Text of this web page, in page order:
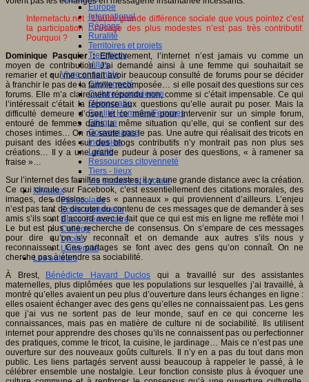
Europe
International
Régions
Ruralité
Territoires et projets
Tiers lieux
Villes
Vivre ensemble
Citoyenneté
Culture européenne
Démocratie
Egalité Hommes/Femmes
Ethique
Gouvernance
Inclusion
Laïcité
Ressources citoyenneté
Tiers - lieux
Vie scolaire et sociale
Niveaux
Périscolaire
Ecole maternelle
Ecole élémentaire
Collège
Lycée
Université
Les auteurs
Internetactu.net : L’autre grande différence sociale que vous pointez c’est
la participation : l’usage des plus modestes n’est pas très contributif.
Pourquoi ?
Dominique Pasquier :Effectivement, l’internet n’est jamais vu comme un
moyen de contribution. J’ai demandé ainsi à une femme qui souhaitait se
remarier et qui me confiait avoir beaucoup consulté de forums pour se décider
à franchir le pas de la famille recomposée… si elle posait des questions sur ces
forums. Elle m’a clairement répondu non, comme si c’était impensable. Ce qui
l’intéressait c’était la réponse aux questions qu’elle aurait pu poser. Mais la
difficulté demeure d’oser, et ce même pour intervenir sur un simple forum,
entouré de femmes dans la même situation qu’elle, qui se confient sur des
choses intimes… On ne saute pas le pas. Une autre qui réalisait des tricots en
puisant des idées sur des blogs contributifs n’y montrait pas non plus ses
créations… Il y a une grande pudeur à poser des questions, « à ramener sa
fraise »…
Sur l’internet des familles modestes, il y a une grande distance avec la création.
Ce qui circule sur Facebook, c’est essentiellement des citations morales, des
images, des dessins… des « panneaux » qui proviennent d’ailleurs. L’enjeu
n’est pas tant de discuter du contenu de ces messages que de demander à ses
amis s’ils sont d’accord avec le fait que ce qui est mis en ligne me reflète moi !
Le but est plus une recherche de consensus. On s’empare de ces messages
pour dire qu’on s’y reconnaît et on demande aux autres s’ils nous y
reconnaissent. Ces partages se font avec des gens qu’on connaît. On ne
cherche pas à étendre sa sociabilité.
À Brest,
Bénédicte Havard Duclos qui a travaillé sur des assistantes
maternelles, plus diplômées que les populations sur lesquelles j’ai travaillé, à
montré qu’elles avaient un peu plus d’ouverture dans leurs échanges en ligne :
elles osaient échanger avec des gens qu’elles ne connaissaient pas. Les gens
que j’ai vus ne sortent pas de leur monde, sauf en ce qui concerne les
connaissances, mais pas en matière de culture ni de sociabilité. Ils utilisent
internet pour apprendre des choses qu’ils ne connaissent pas ou perfectionner
des pratiques, comme le tricot, la cuisine, le jardinage… Mais ce n’est pas une
ouverture sur des nouveaux goûts culturels. Il n’y en a pas du tout dans mon
public. Les liens partagés servent aussi beaucoup à rappeler le passé, à le
célébrer ensemble une nostalgie. Leur fonction consiste plus à évoquer une